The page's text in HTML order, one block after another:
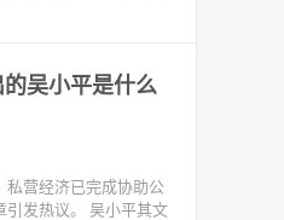
吴小平是什么
私营经济已完成协助公
引发热议。 吴小平其文